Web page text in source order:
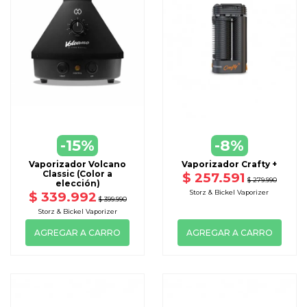
Peso: 134 g / 0,3 lb.
Tamaño: 13,4 cm (alto) × 3,7 cm (ancho) × 3,5 cm (profundidad).
Disponible en cuatro colores: Alluring Black (Negro), Inspiring
Orange (Naranjo), Dynamic Blue (Azul), Charming Pink (Rosado).
Depósito con revestimiento cerámico (1,4 cm³).
Fabricado en materiales de primera calidad: PEEK de grado
médico.
-15%
Vaporizador Volcano
Classic (Color a
elección)
$ 339.992 $ 399.990
Storz & Bickel Vaporizer
AGREGAR A CARRO
-8%
Vaporizador Crafty +
$ 257.591 $ 279.990
Storz & Bickel Vaporizer
AGREGAR A CARRO